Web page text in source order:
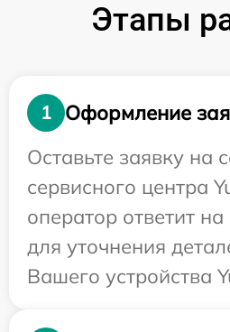
Этапы
1
Оформление
Оставьте заявку на
сервисного центра
оператор ответит
для уточнения
Вашего устройства